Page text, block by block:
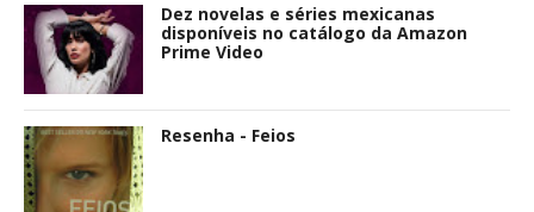
Dez novelas e séries mexicanas
disponíveis no catálogo da Amazon
Prime Video
Resenha - Feios